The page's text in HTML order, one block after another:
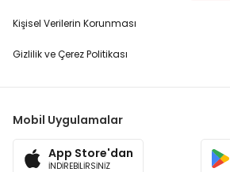
Kişisel Verilerin Korunması
Gizlilik ve Çerez Politikası
Mobil Uygulamalar
App Store'dan
İNDİREBİLİRSİNİZ